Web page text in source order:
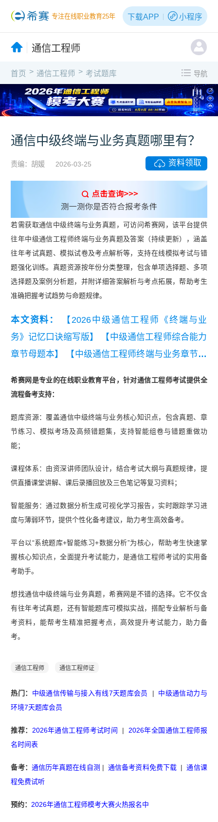
专注在线职业教育25年 下载APP 小程序
通信工程师
首页 > 通信工程师 > 考试题库 导航
X
通信中级终端与业务真题哪里有？
责编：胡媛 2026-03-25 资料领取
若需获取通信中级终端与业务真题，可访问希赛网，该平台提供
往年中级通信工程师终端与业务真题及答案（持续更新），涵盖
往年考试真题、模拟试卷及考点解析等，支持在线模拟考试与错
题强化训练。真题资源按年份分类整理，包含单项选择题、多项
选择题及案例分析题，并附详细答案解析与考点拓展，帮助考生
准确把握考试趋势与命题规律。
本文资料：
【2026中级通信工程师《终端与业
务》记忆口诀缩写版】
【中级通信工程师综合能力
章节母题本】
【中级通信工程师终端与业务章节母
信终端与业务三色笔记】
端与业务知识点集锦】
希赛网是专业的在线职业教育平台，针对通信工程师考试提供全
流程备考支持：
题库资源：覆盖通信中级终端与业务核心知识点，包含真题、章
节练习、模拟考场及高频错题集，支持智能组卷与错题重做功
能；
课程体系：由资深讲师团队设计，结合考试大纲与真题规律，提
供直播课堂讲解、课后录播回放及三色笔记等复习资料；
智能服务：通过数据分析生成可视化学习报告，实时跟踪学习进
度与薄弱环节，提供个性化备考建议，助力考生高效备考。
平台以“系统题库+智能练习+数据分析”为核心，帮助考生快速掌
握核心知识点，全面提升考试能力，是通信工程师考试的实用备
考助手。
想找通信中级终端与业务真题，希赛网是不错的选择。它不仅含
有往年考试真题，还有智能题库可模拟实战，搭配专业解析与备
考资料，能帮考生精准把握考点，高效提升考试能力，助力备
考。
通信工程师 通信工程师证
热门： 中级通信传输与接入有线7天题库会员 | 中级通信动力与
环境7天题库会员
推荐： 2026年通信工程师考试时间 | 2026年全国通信工程师报
名时间表
备考： 通信历年真题在线自测 |通信备考资料免费下载 |通信课
程免费试听
预约： 2026年通信工程师模考大赛火热报名中